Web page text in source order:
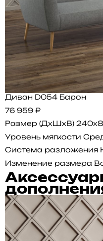
Диван D054 Барон
76 959 ₽
Размер (ДхШхВ)
Уровень мягкости
Система разложения
Изменение размера